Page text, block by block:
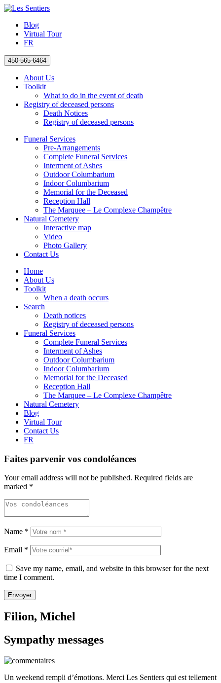
Blog
Virtual Tour
FR
450-565-6464
About Us
Toolkit
What to do in the event of death
Registry of deceased persons
Death Notices
Registry of deceased persons
Funeral Services
Pre-Arrangements
Complete Funeral Services
Interment of Ashes
Outdoor Columbarium
Indoor Columbarium
Memorial for the Deceased
Reception Hall
The Marquee – Le Complexe Champêtre
Natural Cemetery
Interactive map
Video
Photo Gallery
Contact Us
Home
About Us
Toolkit
When a death occurs
Search
Death notices
Registry of deceased persons
Funeral Services
Complete Funeral Services
Interment of Ashes
Outdoor Columbarium
Indoor Columbarium
Memorial for the Deceased
Reception Hall
The Marquee – Le Complexe Champêtre
Natural Cemetery
Blog
Virtual Tour
Contact Us
FR
Faites parvenir vos condoléances
Your email address will not be published. Required fields are
marked *
Name *
Email *
Save my name, email, and website in this browser for the next
time I comment.
Filion, Michel
Sympathy messages
Un weekend rempli d’émotions. Merci Les Sentiers qui est tellement